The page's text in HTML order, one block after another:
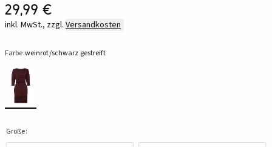
29,99 €
inkl. MwSt., zzgl. Versandkosten
Farbe:weinrot/schwarz gestreift
Größe: